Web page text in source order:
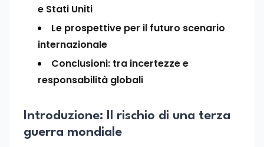
e Stati Uniti
Le prospettive per il futuro scenario
internazionale
Conclusioni: tra incertezze e
responsabilità globali
Introduzione: Il rischio di una terza
guerra mondiale